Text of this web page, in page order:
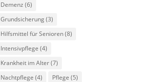
Demenz (6)
Grundsicherung(3)
Hilfsmittel für Senioren(8)
Intensivpflege (4)
Krankheit im Alter(7)
Nachtpflege (4) Pflege (5)